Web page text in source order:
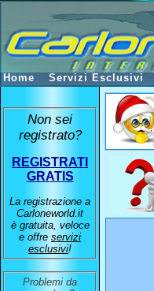
Non sei
registrato?
REGISTRATI
GRATIS
La registrazione a
Carloneworld.it
è gratuita, veloce
e offre servizi
esclusivi!
Problemi da
Home Servizi Esclusivi